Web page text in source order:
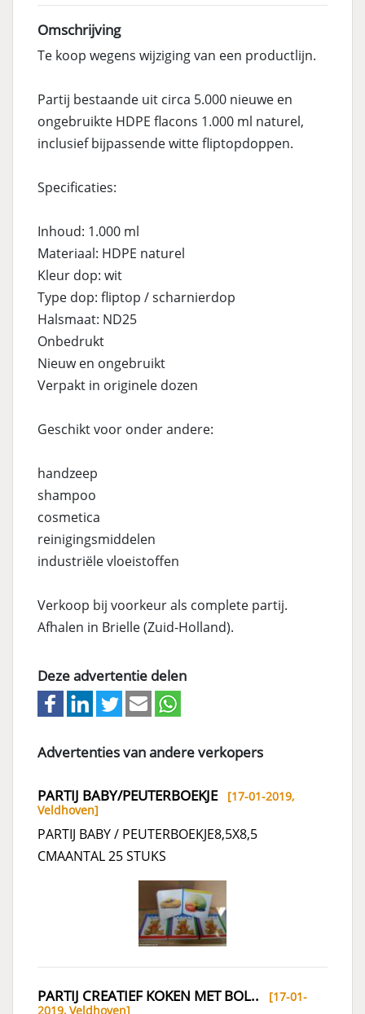
Omschrijving
Te koop wegens wijziging van een productlijn.
Partij bestaande uit circa 5.000 nieuwe en
ongebruikte HDPE flacons 1.000 ml naturel,
inclusief bijpassende witte fliptopdoppen.
Specificaties:
Inhoud: 1.000 ml
Materiaal: HDPE naturel
Kleur dop: wit
Type dop: fliptop / scharnierdop
Halsmaat: ND25
Onbedrukt
Nieuw en ongebruikt
Verpakt in originele dozen
Geschikt voor onder andere:
handzeep
shampoo
cosmetica
reinigingsmiddelen
industriële vloeistoffen
Verkoop bij voorkeur als complete partij.
Afhalen in Brielle (Zuid-Holland).
Deze advertentie delen
Advertenties van andere verkopers
PARTIJ BABY/PEUTERBOEKJE[17-01-2019,
Veldhoven]
PARTIJ BABY / PEUTERBOEKJE8,5X8,5
CMAANTAL 25 STUKS
PARTIJ CREATIEF KOKEN MET BOL.. [17-01-
2019, Veldhoven]